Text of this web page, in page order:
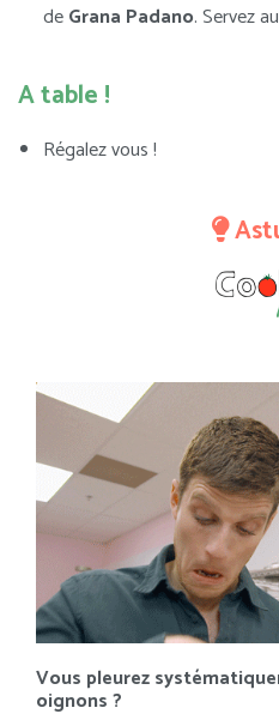
deGrana Padano. Servez
A table !
Régalez vous !
Vous pleurez
oignons ?